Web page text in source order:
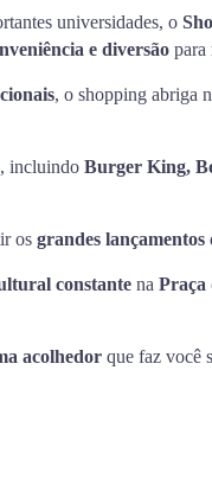
universidades, o
e diversão para
, o shopping abriga
, incluindo Burger King,
os grandes lançamentos
constante na Praça
acolhedor que faz você